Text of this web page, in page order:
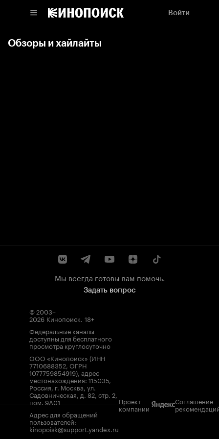
Войти
Обзоры и хайлайты
Мы всегда готовы вам помочь.
Задать вопрос
© 2003–
2026 Кинопоиск. 18+
Федеральные каналы
доступны для бесплатного
просмотра круглосуточно
ООО «Кинопоиск» (ИНН
7710688352, ОГРН
1077759854919), адрес
местонахождения: 115035,
Россия, г. Москва, ул.
Садовническая, д. 82, стр. 2,
пом. 9А01
Адрес для обращений
пользователей:
kinopoisk@support.yandex.ru
Проект
компании
Соглашение